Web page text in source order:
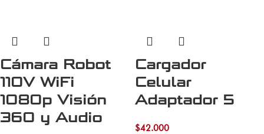
Cámara Robot
110V WiFi
1080p Visión
360 y Audio
Cargador
Celular
Adaptador 5
$42.000